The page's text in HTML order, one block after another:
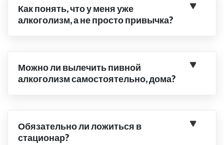
Как понять, что у меня уже
алкоголизм, а не просто привычка?
Можно ли вылечить пивной
алкоголизм самостоятельно, дома?
Обязательно ли ложиться в
стационар?